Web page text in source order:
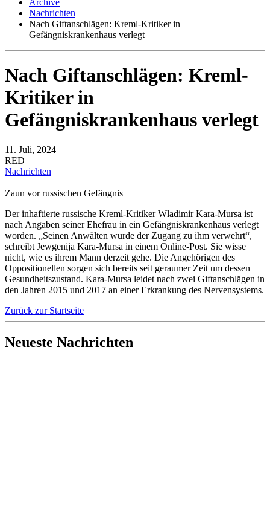
Archive
Nachrichten
Nach Giftanschlägen: Kreml-Kritiker in
Gefängniskrankenhaus verlegt
Nach Giftanschlägen: Kreml-
Kritiker in
Gefängniskrankenhaus verlegt
11. Juli, 2024
RED
Nachrichten
Zaun vor russischen Gefängnis
Der inhaftierte russische Kreml-Kritiker Wladimir Kara-Mursa ist
nach Angaben seiner Ehefrau in ein Gefängniskrankenhaus verlegt
worden. „Seinen Anwälten wurde der Zugang zu ihm verwehrt“,
schreibt Jewgenija Kara-Mursa in einem Online-Post. Sie wisse
nicht, wie es ihrem Mann derzeit gehe. Die Angehörigen des
Oppositionellen sorgen sich bereits seit geraumer Zeit um dessen
Gesundheitszustand. Kara-Mursa leidet nach zwei Giftanschlägen in
den Jahren 2015 und 2017 an einer Erkrankung des Nervensystems.
Zurück zur Startseite
Neueste Nachrichten